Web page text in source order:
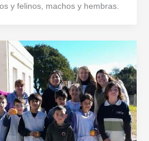
y felinos, machos y hembras.